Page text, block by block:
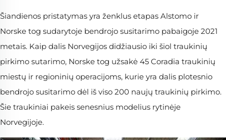
Šiandienos pristatymas yra ženklus etapas Alstomo ir
Norske tog sudarytoje bendrojo susitarimo pabaigoje 2021
metais. Kaip dalis Norvegijos didžiausio iki šiol traukinių
pirkimo sutarimo, Norske tog užsakė 45 Coradia traukinių
miestų ir regioninių operacijoms, kurie yra dalis plotesnio
bendrojo susitarimo dėl iš viso 200 naujų traukinių pirkimo.
Šie traukiniai pakeis senesnius modelius rytinėje
Norvegijoje.